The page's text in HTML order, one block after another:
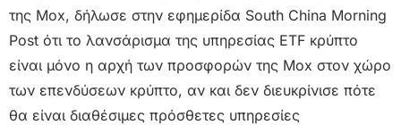
της Mox, δήλωσε στην εφημερίδα South China Morning
Post ότι το λανσάρισμα της υπηρεσίας ETF κρύπτο
είναι μόνο η αρχή των προσφορών της Mox στον χώρο
των επενδύσεων κρύπτο, αν και δεν διευκρίνισε πότε
θα είναι διαθέσιμες πρόσθετες υπηρεσίες